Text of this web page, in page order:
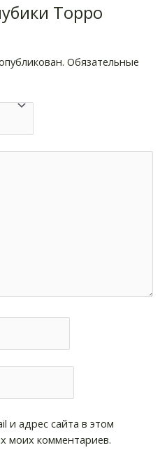
Торро
Обязательные
и адрес сайта в этом
моих комментариев.